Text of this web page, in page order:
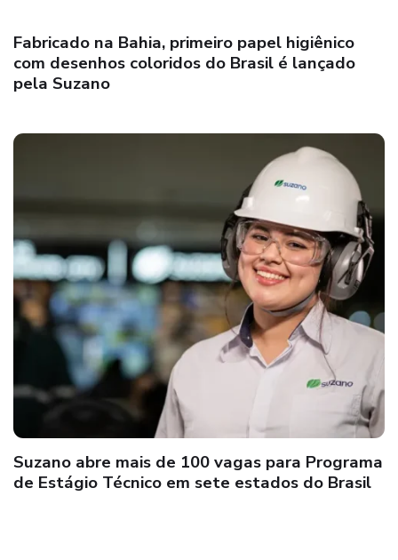
Fabricado na Bahia, primeiro papel higiênico
com desenhos coloridos do Brasil é lançado
pela Suzano
Suzano abre mais de 100 vagas para Programa
de Estágio Técnico em sete estados do Brasil